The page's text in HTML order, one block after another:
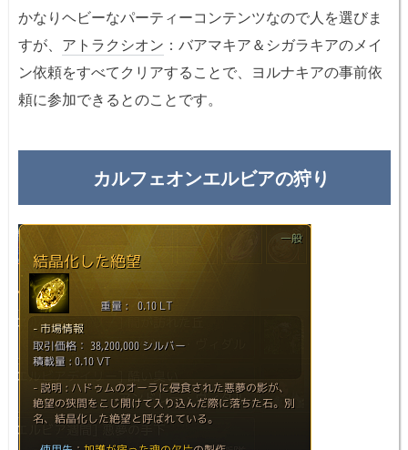
かなりヘビーなパーティーコンテンツなので人を選びま
すが、 アトラクシオン ：バアマキア＆シガラキアのメイ
ン依頼をすべてクリアすることで、ヨルナキアの事前依
頼に参加できるとのことです。
カルフェオンエルビアの狩り